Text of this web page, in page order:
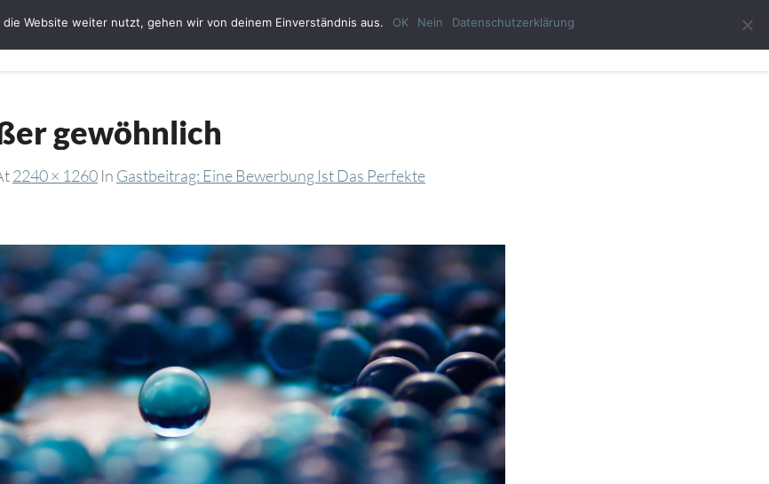
Startseite Bloggerin Ute Schmeiser Gast-Autor Impressum Datenschutzerklärung
gewöhnlich
2240 × 1260 In Gastbeitrag: Eine Bewerbung Ist Das Perfekte
Website weiter nutzt, gehen wir von deinem Einverständnis aus. OK Nein Datenschutzerklärung